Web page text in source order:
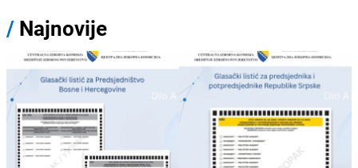
/ Najnovije